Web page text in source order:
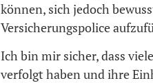
können, sich jedoch
Versicherungspolice
Ich bin mir sicher, dass
verfolgt haben und ihre